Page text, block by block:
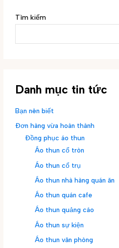
Tìm kiếm
Danh mục tin tức
Bạn nên biết
Đơn hàng vừa hoàn thành
Đồng phục áo thun
Áo thun cổ tròn
Áo thun cổ trụ
Áo thun nhà hàng quán ăn
Áo thun quán cafe
Áo thun quảng cáo
Áo thun sự kiện
Áo thun văn phòng